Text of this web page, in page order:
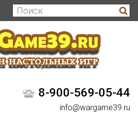
8-900-569-05-44
info@wargame39.ru